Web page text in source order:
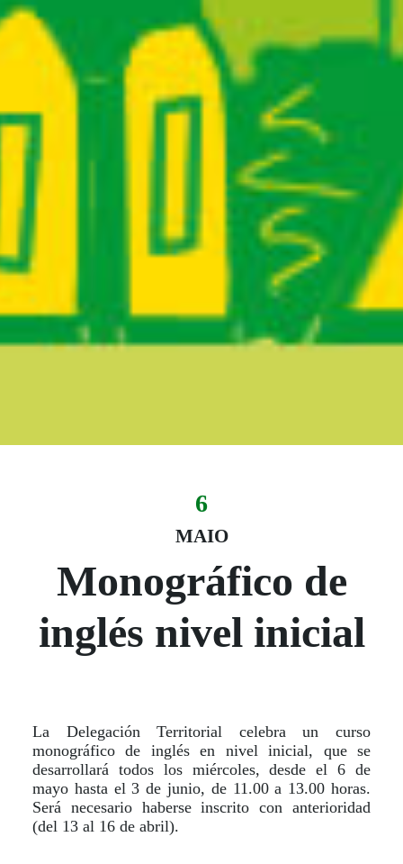
Fecha del evento
6
MAIO
06 maio
Monográfico de
inglés nivel inicial
La Delegación Territorial celebra un curso
monográfico de inglés en nivel inicial, que se
desarrollará todos los miércoles, desde el 6 de
mayo hasta el 3 de junio, de 11.00 a 13.00 horas.
Será necesario haberse inscrito con anterioridad
(del 13 al 16 de abril).